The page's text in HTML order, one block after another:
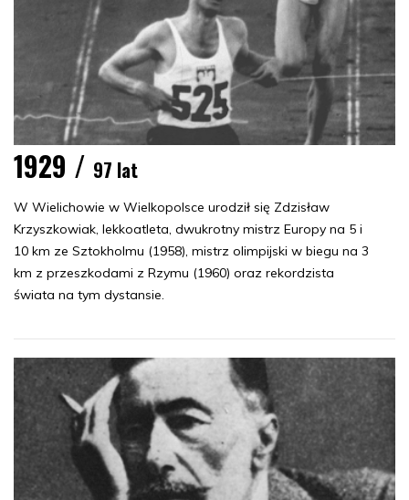
1929 / 97 lat
W Wielichowie w Wielkopolsce urodził się Zdzisław
Krzyszkowiak, lekkoatleta, dwukrotny mistrz Europy na 5 i
10 km ze Sztokholmu (1958), mistrz olimpijski w biegu na 3
km z przeszkodami z Rzymu (1960) oraz rekordzista
świata na tym dystansie.